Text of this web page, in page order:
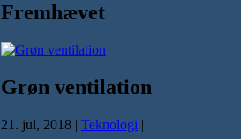
Fremhævet
Grøn ventilation
21. jul, 2018 | Teknologi |